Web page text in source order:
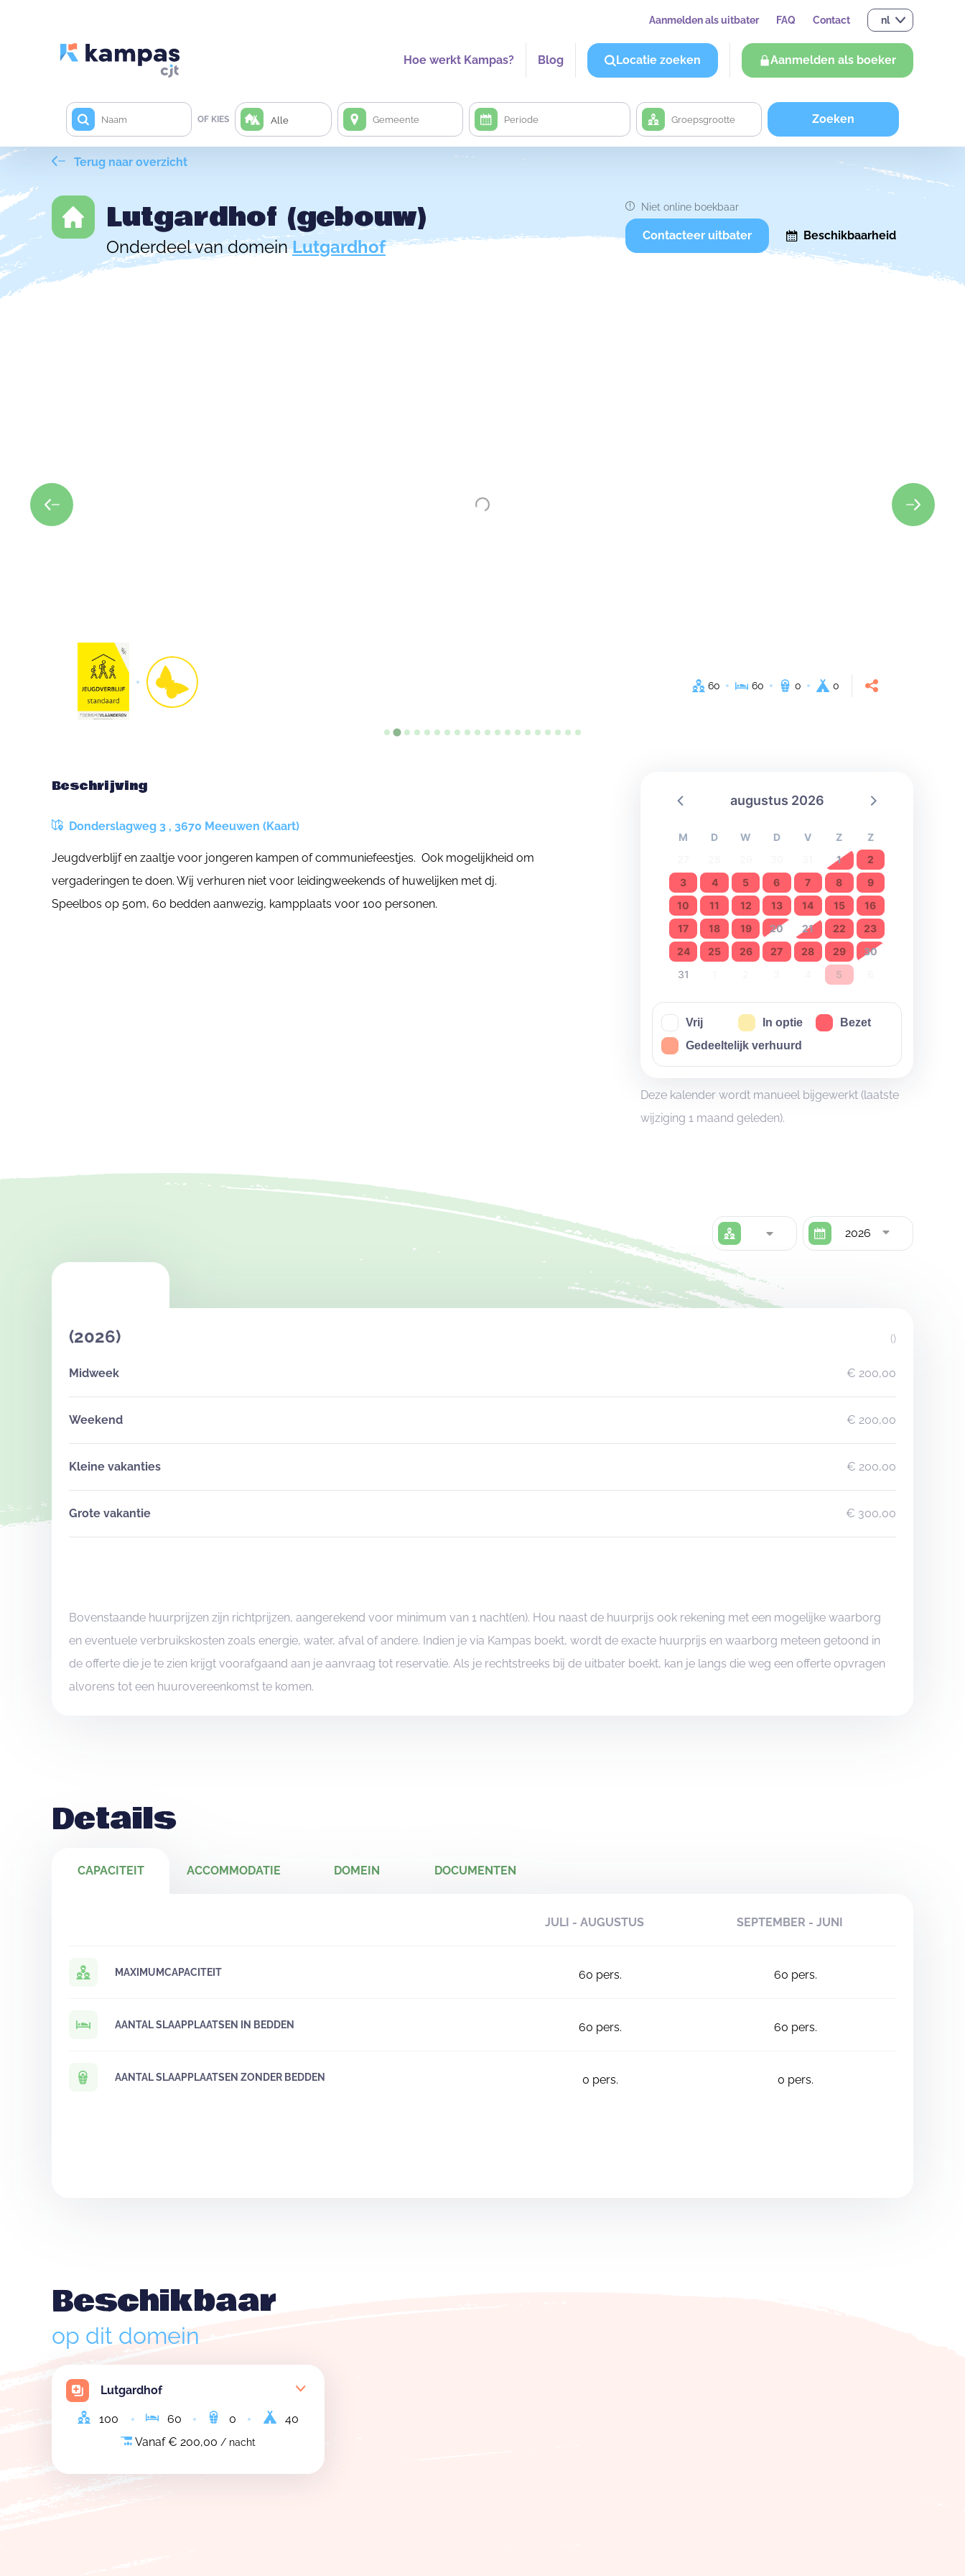
Aanmelden als uitbater FAQ Contact nl
Hoe werkt Kampas? Blog Locatie zoeken Aanmelden als boeker
OF KIES Alle Zoeken
Terug naar overzicht
Lutgardhof (gebouw)
Onderdeel van domeinLutgardhof
Niet online boekbaar
Contacteer uitbater Beschikbaarheid
60 60 0 0
Beschrijving
Donderslagweg 3 , 3670 Meeuwen (Kaart)
Jeugdverblijf en zaaltje voor jongeren kampen of communiefeestjes. Ook mogelijkheid om
vergaderingen te doen. Wij verhuren niet voor leidingweekends of huwelijken met dj.
Speelbos op 50m, 60 bedden aanwezig, kampplaats voor 100 personen.
augustus 2026
M D W D V Z
Z
1
2
3
4 5 6 7 8
9
10
11 12 13 14 15
16
17
18 19 20 21 22
23
24
25 26 27 28 29
30
31
5
Vrij In optie
Bezet
Gedeeltelijk verhuurd
Deze kalender wordt manueel bijgewerkt (laatste
wijziging 1 maand geleden).
2026
(2026) ()
Midweek € 200,00
Weekend € 200,00
Kleine vakanties € 200,00
Grote vakantie € 300,00
Bovenstaande huurprijzen zijn richtprijzen, aangerekend voor minimum van 1 nacht(en). Hou naast de huurprijs ook rekening met een mogelijke waarborg
en eventuele verbruikskosten zoals energie, water, afval of andere. Indien je via Kampas boekt, wordt de exacte huurprijs en waarborg meteen getoond in
de offerte die je te zien krijgt voorafgaand aan je aanvraag tot reservatie. Als je rechtstreeks bij de uitbater boekt, kan je langs die weg een offerte opvragen
alvorens tot een huurovereenkomst te komen.
Details
CAPACITEIT ACCOMMODATIE DOMEIN DOCUMENTEN
JULI - AUGUSTUS SEPTEMBER - JUNI
MAXIMUMCAPACITEIT 60 pers. 60 pers.
AANTAL SLAAPPLAATSEN IN BEDDEN 60 pers. 60 pers.
AANTAL SLAAPPLAATSEN ZONDER BEDDEN 0 pers. 0 pers.
Beschikbaar
op dit domein
Lutgardhof
100 60 0
40
Vanaf € 200,00 / nacht